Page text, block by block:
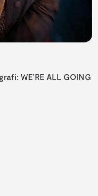
WE’RE ALL GOING